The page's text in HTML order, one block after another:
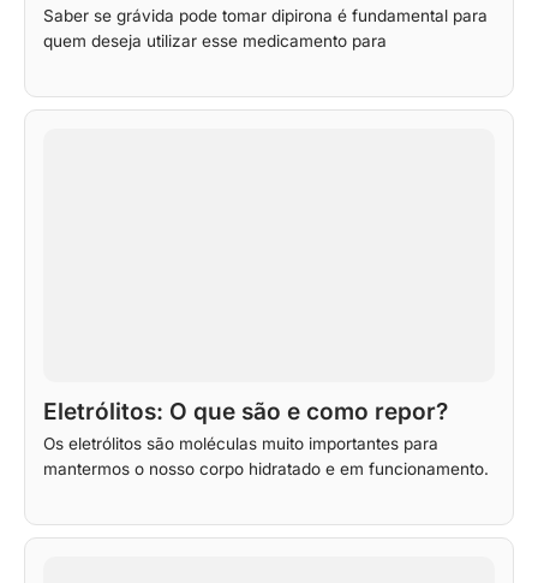
Saber se grávida pode tomar dipirona é fundamental para
quem deseja utilizar esse medicamento para
Eletrólitos: O que são e como repor?
Os eletrólitos são moléculas muito importantes para
mantermos o nosso corpo hidratado e em funcionamento.